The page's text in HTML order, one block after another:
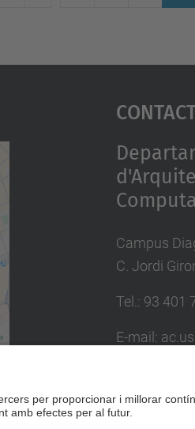
Campus
C. Jordi
Tel.: 93 401
E-mail:
Formulari